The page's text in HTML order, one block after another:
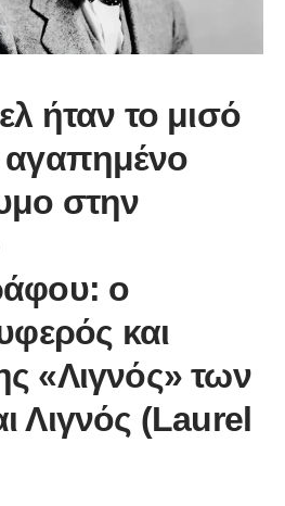
ήταν το μισό
στην
ο
και
«Λιγνός» των
Λιγνός (Laurel